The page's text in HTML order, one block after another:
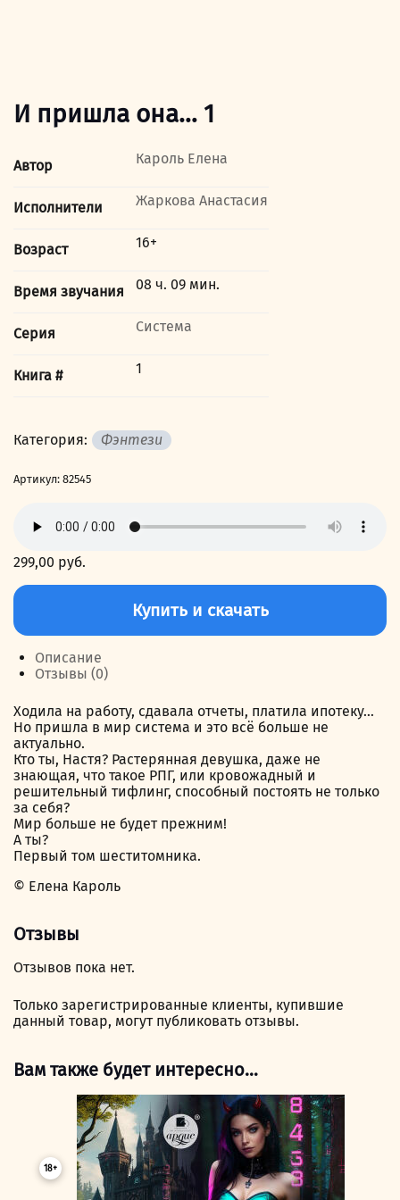
И пришла она… 1
Автор Кароль Елена
Исполнители Жаркова Анастасия
Возраст 16+
Время звучания 08 ч. 09 мин.
Серия Система
Книга # 1
Категория: Фэнтези
Артикул: 82545
299,00 руб.
Количество
И
пришла
она…
Купить и скачать
Описание
Отзывы (0)
Ходила на работу, сдавала отчеты, платила ипотеку…
Но пришла в мир система и это всё больше не
актуально.
Кто ты, Настя? Растерянная девушка, даже не
знающая, что такое РПГ, или кровожадный и
решительный тифлинг, способный постоять не только
за себя?
Мир больше не будет прежним!
А ты?
Первый том шеститомника.
© Елена Кароль
Отзывы
Отзывов пока нет.
Только зарегистрированные клиенты, купившие
данный товар, могут публиковать отзывы.
Вам также будет интересно…
18+